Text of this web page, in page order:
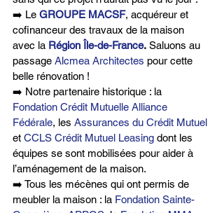
➡️ Le GROUPE MACSF, acquéreur et
cofinanceur des travaux de la maison
avec la Région Île-de-France. Saluons au
passage Alcmea Architectes pour cette
belle rénovation !
➡️ Notre partenaire historique : la
Fondation Crédit Mutuelle Alliance
Fédérale, les Assurances du Crédit Mutuel
et CCLS Crédit Mutuel Leasing dont les
équipes se sont mobilisées pour aider à
l’aménagement de la maison.
➡️ Tous les mécènes qui ont permis de
meubler la maison : la Fondation Sainte-